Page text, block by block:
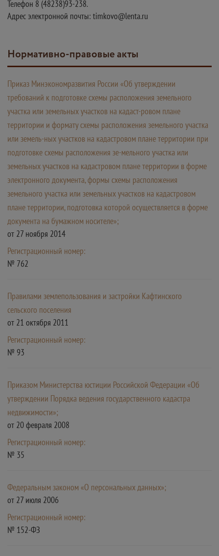
Телефон 8 (48238)93-238.
Адрес электронной почты: timkovo@lenta.ru
Нормативно-правовые акты
Приказ Минэкономразвития России «Об утверждении
требований к подготовке схемы расположения земельного
участка или земельных участков на кадаст-ровом плане
территории и формату схемы расположения земельного участка
или земель-ных участков на кадастровом плане территории при
подготовке схемы расположения зе-мельного участка или
земельных участков на кадастровом плане территории в форме
электронного документа, формы схемы расположения
земельного участка или земельных участков на кадастровом
плане территории, подготовка которой осуществляется в форме
документа на бумажном носителе»;
от 27 ноября 2014
Регистрационный номер:
№ 762
Правилами землепользования и застройки Кафтинского
сельского поселения
от 21 октября 2011
Регистрационный номер:
№ 93
Приказом Министерства юстиции Российской Федерации «Об
утверждении Порядка ведения государственного кадастра
недвижимости»;
от 20 февраля 2008
Регистрационный номер:
№ 35
Федеральным законом «О персональных данных»;
от 27 июля 2006
Регистрационный номер:
№ 152-ФЗ